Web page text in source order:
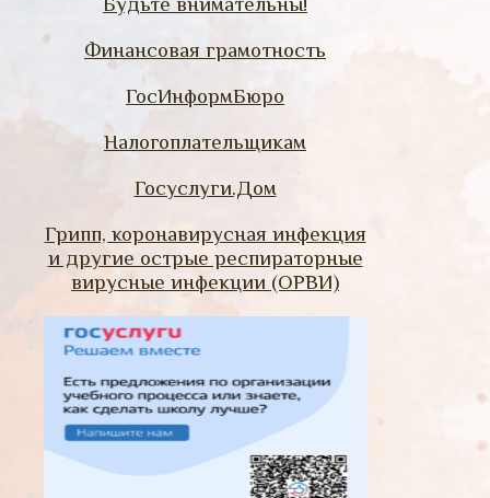
Финансовая грамотность
ГосИнформБюро
Налогоплательщикам
Госуслуги.Дом
Грипп, коронавирусная инфекция
и другие острые респираторные
вирусные инфекции (ОРВИ)